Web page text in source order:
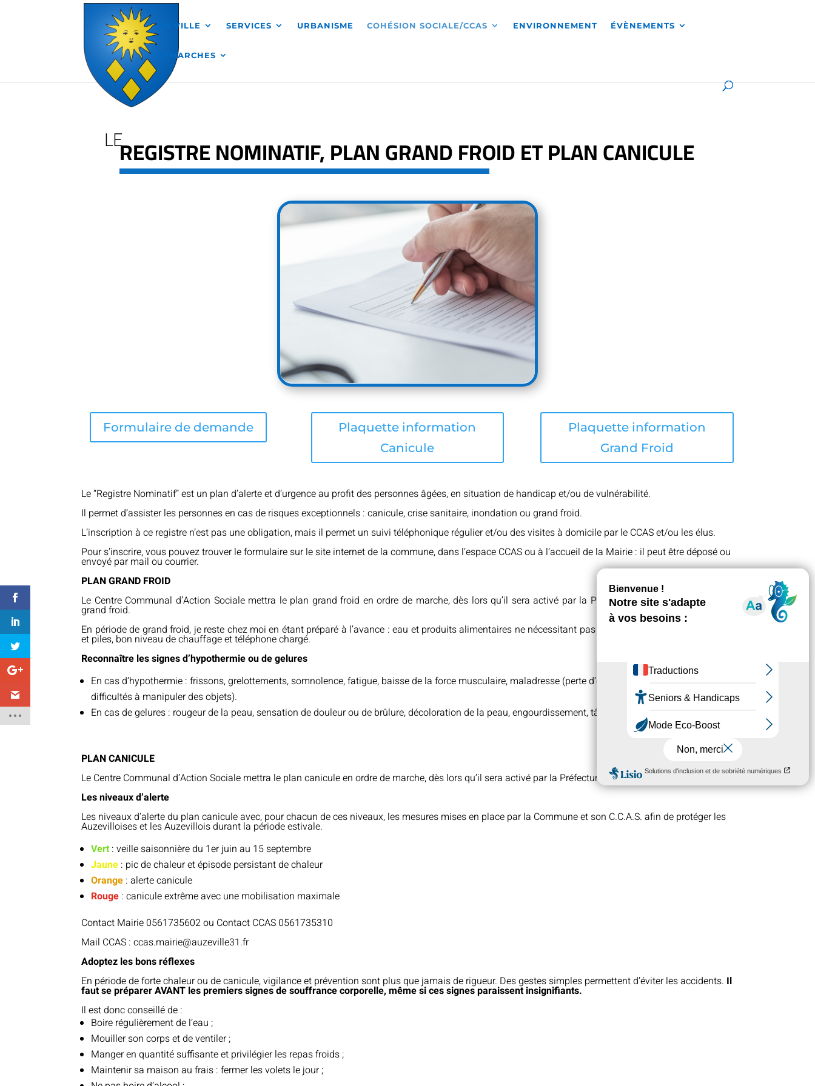
MA VILLE SERVICES URBANISME COHÉSION SOCIALE/CCAS ENVIRONNEMENT ÉVÈNEMENTS
DÉMARCHES
LEREGISTRE NOMINATIF, PLAN GRAND FROID ET PLAN CANICULE
Formulaire de demande
Plaquette information
Canicule
Plaquette information
Grand Froid
Le “Registre Nominatif” est un plan d’alerte et d’urgence au profit des personnes âgées, en situation de handicap et/ou de vulnérabilité.
Il permet d’assister les personnes en cas de risques exceptionnels : canicule, crise sanitaire, inondation ou grand froid.
L’inscription à ce registre n’est pas une obligation, mais il permet un suivi téléphonique régulier et/ou des visites à domicile par le CCAS et/ou les élus.
Pour s’inscrire, vous pouvez trouver le formulaire sur le site internet de la commune, dans l’espace CCAS ou à l’accueil de la Mairie : il peut être déposé ou
envoyé par mail ou courrier.
PLAN GRAND FROID
Le Centre Communal d’Action Sociale mettra le plan grand froid en ordre de marche, dès lors qu’il sera activé par la Préfecture lors de vagues de très
grand froid.
En période de grand froid, je reste chez moi en étant préparé à l’avance : eau et produits alimentaires ne nécessitant pas de cuisson, médicaments, radio
et piles, bon niveau de chauffage et téléphone chargé.
Reconnaître les signes d’hypothermie ou de gelures
En cas d’hypothermie : frissons, grelottements, somnolence, fatigue, baisse de la force musculaire, maladresse (perte d’équilibre, difficultés à parler,
difficultés à manipuler des objets).
En cas de gelures : rougeur de la peau, sensation de douleur ou de brûlure, décoloration de la peau, engourdissement, tâches blanchâtres.
PLAN CANICULE
Le Centre Communal d’Action Sociale mettra le plan canicule en ordre de marche, dès lors qu’il sera activé par la Préfecture lors de fortes chaleurs.
Les niveaux d’alerte
Les niveaux d’alerte du plan canicule avec, pour chacun de ces niveaux, les mesures mises en place par la Commune et son C.C.A.S. afin de protéger les
Auzevilloises et les Auzevillois durant la période estivale.
Vert : veille saisonnière du 1er juin au 15 septembre
Jaune : pic de chaleur et épisode persistant de chaleur
Orange : alerte canicule
Rouge : canicule extrême avec une mobilisation maximale
Contact Mairie 0561735602 ou Contact CCAS 0561735310
Mail CCAS : ccas.mairie@auzeville31.fr
Adoptez les bons réflexes
En période de forte chaleur ou de canicule, vigilance et prévention sont plus que jamais de rigueur. Des gestes simples permettent d’éviter les accidents. Il
faut se préparer AVANT les premiers signes de souffrance corporelle, même si ces signes paraissent insignifiants.
Il est donc conseillé de :
Boire régulièrement de l’eau ;
Mouiller son corps et de ventiler ;
Manger en quantité suffisante et privilégier les repas froids ;
Maintenir sa maison au frais : fermer les volets le jour ;